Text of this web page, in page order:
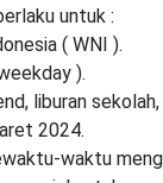
untuk :
( WNI ).
).
liburan
2024.
waktu